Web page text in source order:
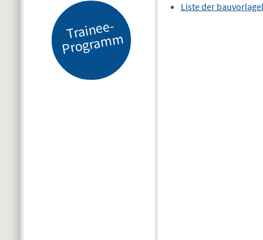
Tr
ai
n
e
e-
Pr
o
gr
a
m
m
Liste der